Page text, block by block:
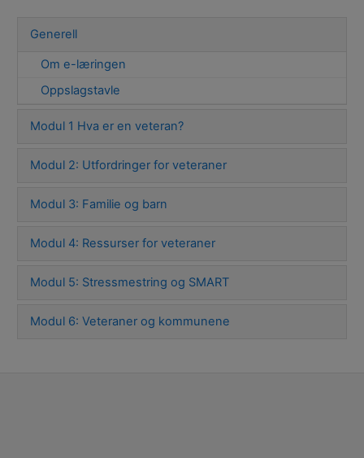
Generell
Om e-læringen
Oppslagstavle
Modul 1 Hva er en veteran?
Modul 2: Utfordringer for veteraner
Modul 3: Familie og barn
Modul 4: Ressurser for veteraner
Modul 5: Stressmestring og SMART
Modul 6: Veteraner og kommunene